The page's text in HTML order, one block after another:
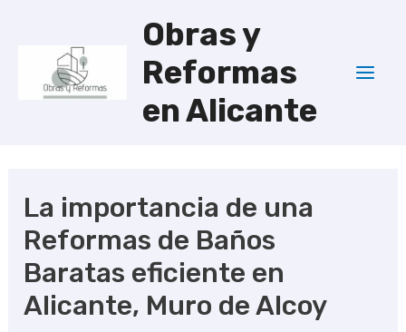
contenido
Obras y
Reformas
en Alicante
La importancia de una
Reformas de Baños
Baratas eficiente en
Alicante, Muro de Alcoy